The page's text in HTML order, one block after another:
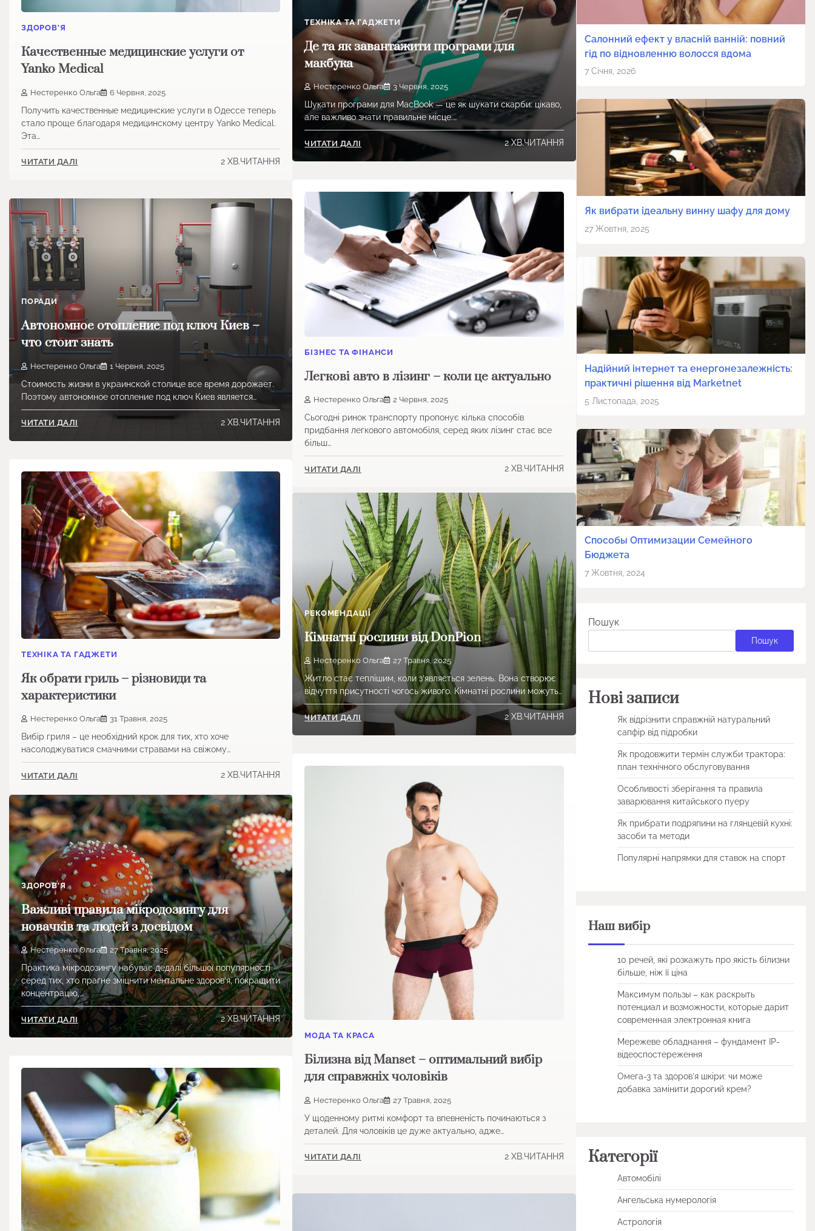
ЗДОРОВ'Я
Качественные медицинские услуги от
Yanko Medical
Нестеренко Ольга 6 Червня, 2025
Получить качественные медицинские услуги в Одессе теперь
стало проще благодаря медицинскому центру Yanko Medical.
Эта…
ЧИТАТИ ДАЛІ 2 ХВ.ЧИТАННЯ
ТЕХНІКА ТА ГАДЖЕТИ
Де та як завантажити програми для
макбука
Нестеренко Ольга 3 Червня, 2025
Шукати програми для MacBook — це як шукати скарби: цікаво,
але важливо знати правильне місце.…
ЧИТАТИ ДАЛІ 2 ХВ.ЧИТАННЯ
БІЗНЕС ТА ФІНАНСИ
Легкові авто в лізинг – коли це актуально
Нестеренко Ольга 2 Червня, 2025
Сьогодні ринок транспорту пропонує кілька способів
придбання легкового автомобіля, серед яких лізинг стає все
більш…
ЧИТАТИ ДАЛІ 2 ХВ.ЧИТАННЯ
ПОРАДИ
Автономное отопление под ключ Киев –
что стоит знать
Нестеренко Ольга 1 Червня, 2025
Стоимость жизни в украинской столице все время дорожает.
Поэтому автономное отопление под ключ Киев является…
ЧИТАТИ ДАЛІ 2 ХВ.ЧИТАННЯ
ТЕХНІКА ТА ГАДЖЕТИ
Як обрати гриль – різновиди та
характеристики
Нестеренко Ольга 31 Травня, 2025
Вибір гриля – це необхідний крок для тих, хто хоче
насолоджуватися смачними стравами на свіжому…
ЧИТАТИ ДАЛІ 2 ХВ.ЧИТАННЯ
РЕКОМЕНДАЦІЇ
Кімнатні рослини від DonPion
Нестеренко Ольга 27 Травня, 2025
Житло стає теплішим, коли з’являється зелень. Вона створює
відчуття присутності чогось живого. Кімнатні рослини можуть…
ЧИТАТИ ДАЛІ 2 ХВ.ЧИТАННЯ
МОДА ТА КРАСА
Білизна від Manset – оптимальний вибір
для справжніх чоловіків
Нестеренко Ольга 27 Травня, 2025
У щоденному ритмі комфорт та впевненість починаються з
деталей. Для чоловіків це дуже актуально, адже…
ЧИТАТИ ДАЛІ 2 ХВ.ЧИТАННЯ
ЗДОРОВ'Я
Важливі правила мікродозингу для
новачків та людей з досвідом
Нестеренко Ольга 27 Травня, 2025
Практика мікродозингу набуває дедалі більшої популярності
серед тих, хто прагне зміцнити ментальне здоров’я, покращити
концентрацію,…
ЧИТАТИ ДАЛІ 2 ХВ.ЧИТАННЯ
Салонний ефект у власній ванній: повний
гід по відновленню волосся вдома
7 Січня, 2026
Як вибрати ідеальну винну шафу для дому
27 Жовтня, 2025
Надійний інтернет та енергонезалежність:
практичні рішення від Marketnet
5 Листопада, 2025
Способы Оптимизации Семейного
Бюджета
7 Жовтня, 2024
Пошук
Пошук
Нові записи
Як відрізнити справжній натуральний
сапфір від підробки
Як продовжити термін служби трактора:
план технічного обслуговування
Особливості зберігання та правила
заварювання китайського пуеру
Як прибрати подряпини на глянцевій кухні:
засоби та методи
Популярні напрямки для ставок на спорт
Наш вибір
10 речей, які розкажуть про якість білизни
більше, ніж її ціна
Максимум пользы – как раскрыть
потенциал и возможности, которые дарит
современная электронная книга
Мережеве обладнання – фундамент IP-
відеоспостереження
Омега-3 та здоров’я шкіри: чи може
добавка замінити дорогий крем?
Категорії
Автомобілі
Ангельська нумерологія
Астрологія